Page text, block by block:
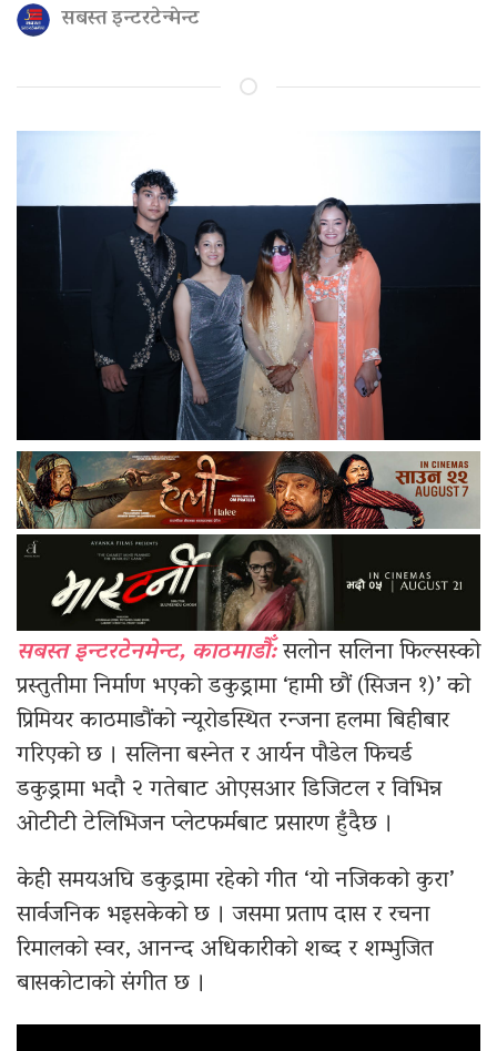
सबस्त इन्टरटेन्मेन्ट
सबस्त इन्टरटेनमेन्ट, काठमाडौँ:सलोन सलिना फिल्सस्को
प्रस्तुतीमा निर्माण भएको डकुड्रामा ‘हामी छौं (सिजन १)’ को
प्रिमियर काठमाडौंको न्यूरोडस्थित रन्जना हलमा बिहीबार
गरिएको छ । सलिना बस्नेत र आर्यन पौडेल फिचर्ड
डकुड्रामा भदौ २ गतेबाट ओएसआर डिजिटल र विभिन्न
ओटीटी टेलिभिजन प्लेटफर्मबाट प्रसारण हुँदैछ ।
केही समयअघि डकुड्रामा रहेको गीत ‘यो नजिकको कुरा’
सार्वजनिक भइसकेको छ । जसमा प्रताप दास र रचना
रिमालको स्वर, आनन्द अधिकारीको शब्द र शम्भुजित
बासकोटाको संगीत छ ।